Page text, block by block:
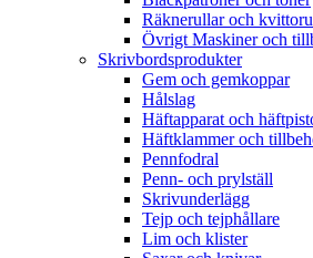
Räknerullar och
Övrigt Maskiner och
Skrivbordsprodukter
Gem och gemkoppar
Hålslag
Häftapparat och
Häftklammer och
Pennfodral
Penn- och prylställ
Skrivunderlägg
Tejp och tejphållare
Lim och klister